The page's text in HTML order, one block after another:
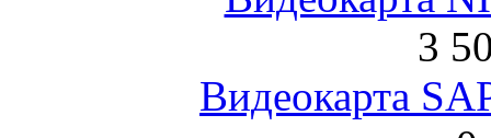
3
Видеокарта